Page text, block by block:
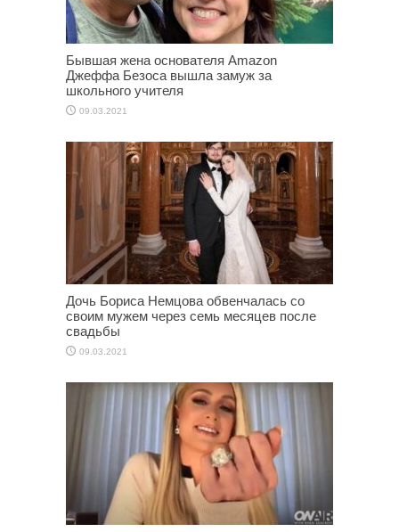
Бывшая жена основателя Amazon
Джеффа Безоса вышла замуж за
школьного учителя
09.03.2021
Дочь Бориса Немцова обвенчалась со
своим мужем через семь месяцев после
свадьбы
09.03.2021